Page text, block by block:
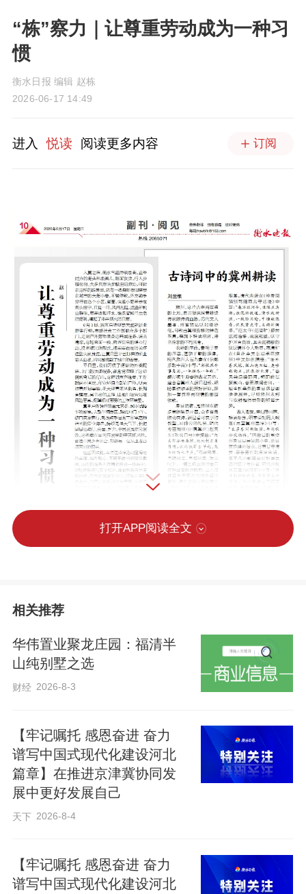
“栋”察力｜让尊重劳动成为一种习
惯
衡水日报 编辑 赵栋
2026-06-17 14:49
进入 悦读 阅读更多内容 订阅
让尊重劳动成为一种习惯
分的街头热浪袭人，路面发烫，行人步履
匆匆，大多只想快步躲进阴凉处。可就在
这样的酷暑里，总有一些身影依旧穿梭在
城市的大街小巷，不曾停歇。外卖骑手穿
头楼宇，日复一日，风雨无阻。这些新就
业群体，用奔波和汗水，维系着城市生活
打开APP阅读全文
相关推荐
华伟置业聚龙庄园：福清半
山纯别墅之选
财经 2026-8-3
【牢记嘱托 感恩奋进 奋力
谱写中国式现代化建设河北
篇章】在推进京津冀协同发
展中更好发展自己
天下 2026-8-4
【牢记嘱托 感恩奋进 奋力
谱写中国式现代化建设河北